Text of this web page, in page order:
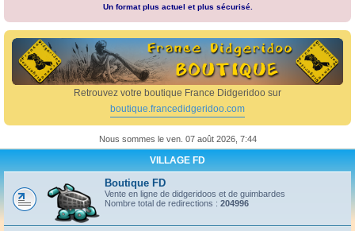
e
r
Un format plus actuel et plus sécurisé.
Retrouvez votre boutique France Didgeridoo sur
boutique.francedidgeridoo.com
Nous sommes le ven. 07 août 2026, 7:44
VILLAGE FD
Boutique FD
Vente en ligne de didgeridoos et de guimbardes
Nombre total de redirections : 204996